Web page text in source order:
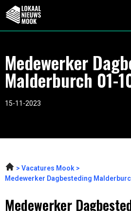
Medewerker
Malderburch 01-
15-11-2023
Vacatures Mook
Medewerker Dagbesteding
Medewerker